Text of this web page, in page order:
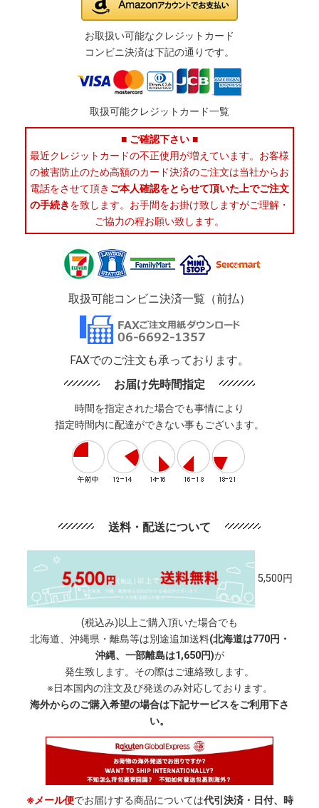
お取扱い可能なクレジットカード
コンビニ決済は下記の通りです。
取扱可能クレジットカード一覧
■ ご確認下さい ■
最近クレジットカードの不正使用が増えています。お客様
の被害防止のため高額のカード決済のご注文は当社からお
電話をさせて頂き ご本人確認をとらせて頂いた上でご注文
の手続きを致します。お手間をお掛け致しますがご理解・
ご協力の程お願い致します。
取扱可能コンビニ決済一覧（前払）
FAXでのご注文も承っております。
お届け先時間指定
時間を指定された場合でも事情により
指定時間内に配達ができない事もございます。
送料・配送について
5,500円
(税込み)以上ご購入頂いた場合でも
北海道、沖縄県・離島等は別途追加送料(北海道は770円・
沖縄、一部離島は1,650円)が
発生致します。その際はご連絡致します。
※日本国内の注文及び発送のみ対応しております。
海外からのご購入希望の場合は下記サービスをご利用下さ
い。
※メール便でお届けする商品については代引決済・日付、時